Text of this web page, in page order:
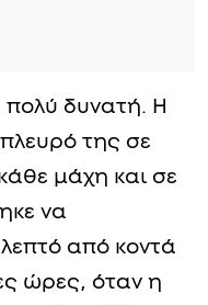
δυνατή. Η
της σε
μάχη και σε
να
λεπτό από κοντά
ώρες, όταν η